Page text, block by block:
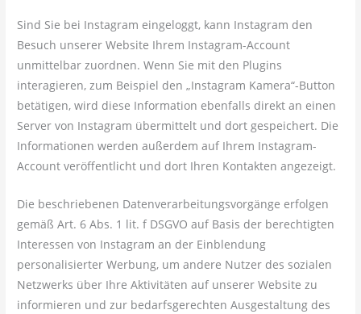
Sind Sie bei Instagram eingeloggt, kann Instagram den
Besuch unserer Website Ihrem Instagram-Account
unmittelbar zuordnen. Wenn Sie mit den Plugins
interagieren, zum Beispiel den „Instagram Kamera“-Button
betätigen, wird diese Information ebenfalls direkt an einen
Server von Instagram übermittelt und dort gespeichert. Die
Informationen werden außerdem auf Ihrem Instagram-
Account veröffentlicht und dort Ihren Kontakten angezeigt.
Die beschriebenen Datenverarbeitungsvorgänge erfolgen
gemäß Art. 6 Abs. 1 lit. f DSGVO auf Basis der berechtigten
Interessen von Instagram an der Einblendung
personalisierter Werbung, um andere Nutzer des sozialen
Netzwerks über Ihre Aktivitäten auf unserer Website zu
informieren und zur bedarfsgerechten Ausgestaltung des